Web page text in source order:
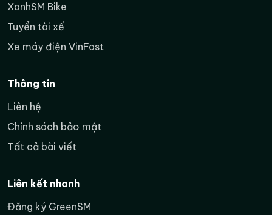
XanhSM Bike
Tuyển tài xế
Xe máy điện VinFast
Thông tin
Liên hệ
Chính sách bảo mật
Tất cả bài viết
Liên kết nhanh
Đăng ký GreenSM